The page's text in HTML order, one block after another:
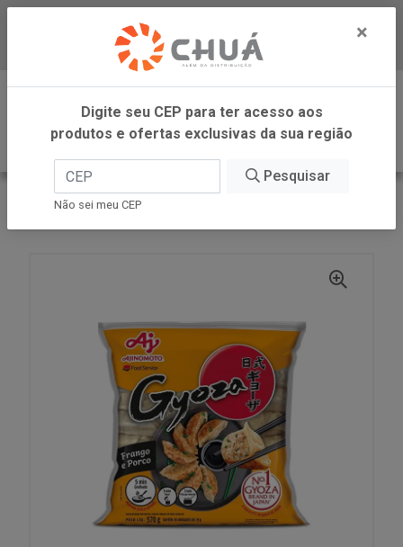
Baixe já nosso APP
0
INÍCIO
AJINOMOTO FOOD GYOZA
×
Digite seu CEP para ter acesso aos
produtos e ofertas exclusivas da sua região
Pesquisar
Não sei meu CEP